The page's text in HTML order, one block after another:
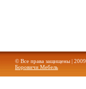
© Все права защищены | 2009
Боровичи Мебель